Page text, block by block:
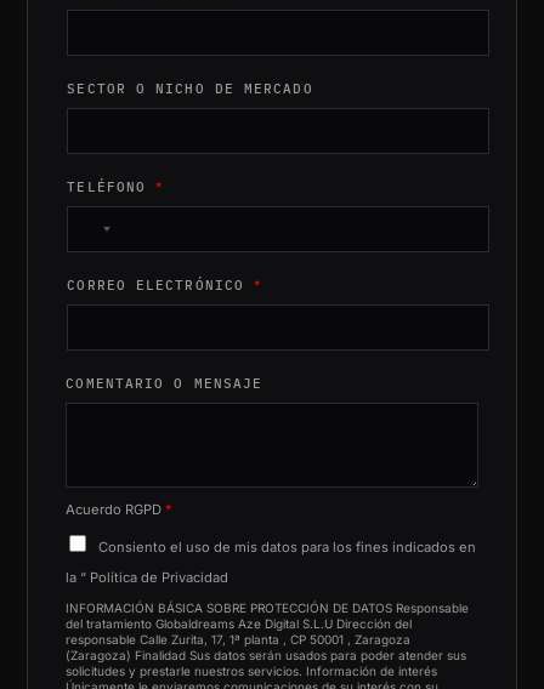
SECTOR O NICHO DE MERCADO
TELÉFONO*
c
u
n
s
c
t
CORREO ELECTRÓNICO*
COMENTARIO O MENSAJE
Acuerdo RGPD*
Consiento el uso de mis datos para los fines indicados en
la “ Política de Privacidad
INFORMACIÓN BÁSICA SOBRE PROTECCIÓN DE DATOS Responsable
del tratamiento Globaldreams Aze Digital S.L.U Dirección del
responsable Calle Zurita, 17, 1ª planta , CP 50001 , Zaragoza
(Zaragoza) Finalidad Sus datos serán usados para poder atender sus
solicitudes y prestarle nuestros servicios. Información de interés